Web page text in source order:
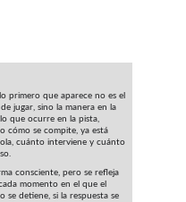
primero que aparece no es el
jugar, sino la manera en la
que ocurre en la pista,
cómo se compite, ya está
cuánto interviene y cuánto
consciente, pero se refleja
momento en el que el
detiene, si la respuesta se